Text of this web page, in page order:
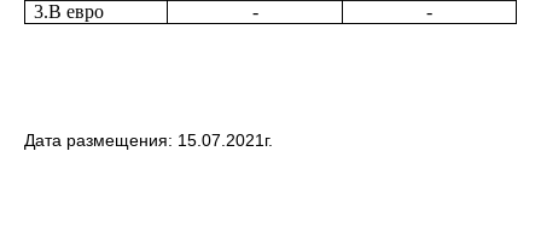
3.В евро - -
Дата размещения: 15.07.2021г.